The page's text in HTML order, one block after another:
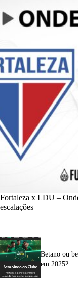
Fortaleza x LDU –
escalações
Betano ou
em 2025?